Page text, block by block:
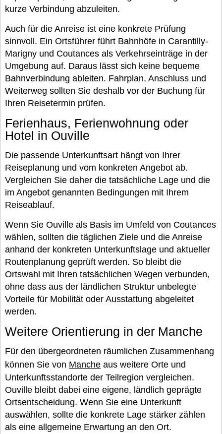
kurze Verbindung abzuleiten.
Auch für die Anreise ist eine konkrete Prüfung
sinnvoll. Ein Ortsführer führt Bahnhöfe in Carantilly-
Marigny und Coutances als Verkehrseinträge in der
Umgebung auf. Daraus lässt sich keine bequeme
Bahnverbindung ableiten. Fahrplan, Anschluss und
Weiterweg sollten Sie deshalb vor der Buchung für
Ihren Reisetermin prüfen.
Ferienhaus, Ferienwohnung oder
Hotel in Ouville
Die passende Unterkunftsart hängt von Ihrer
Reiseplanung und vom konkreten Angebot ab.
Vergleichen Sie daher die tatsächliche Lage und die
im Angebot genannten Bedingungen mit Ihrem
Reiseablauf.
Wenn Sie Ouville als Basis im Umfeld von Coutances
wählen, sollten die täglichen Ziele und die Anreise
anhand der konkreten Unterkunftslage und aktueller
Routenplanung geprüft werden. So bleibt die
Ortswahl mit Ihren tatsächlichen Wegen verbunden,
ohne dass aus der ländlichen Struktur unbelegte
Vorteile für Mobilität oder Ausstattung abgeleitet
werden.
Weitere Orientierung in der Manche
Für den übergeordneten räumlichen Zusammenhang
können Sie von Manche aus weitere Orte und
Unterkunftsstandorte der Teilregion vergleichen.
Ouville bleibt dabei eine eigene, ländlich geprägte
Ortsentscheidung. Wenn Sie eine Unterkunft
auswählen, sollte die konkrete Lage stärker zählen
als eine allgemeine Erwartung an den Ort.